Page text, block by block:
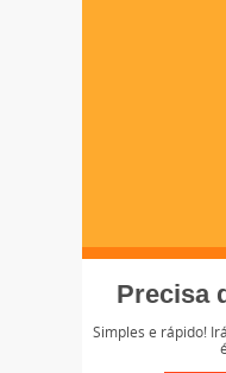
Precisa
Simples e rápido!